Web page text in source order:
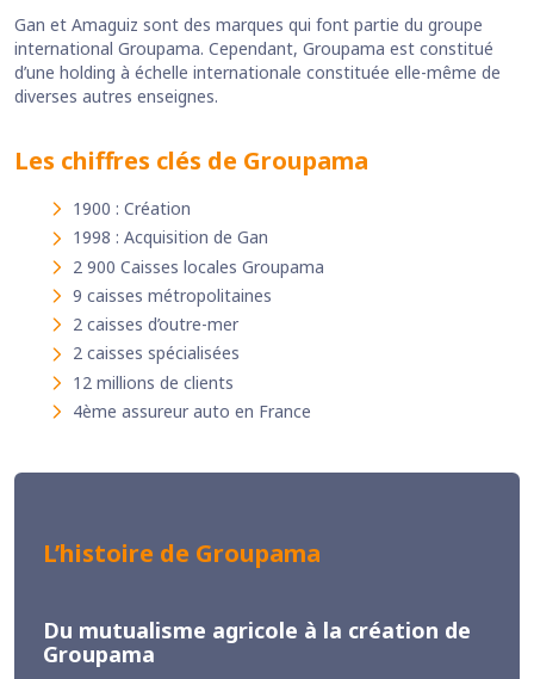
Gan et Amaguiz sont des marques qui font partie du groupe
international Groupama. Cependant, Groupama est constitué
d’une holding à échelle internationale constituée elle-même de
diverses autres enseignes.
Les chiffres clés de Groupama
1900 : Création
1998 : Acquisition de Gan
2 900 Caisses locales Groupama
9 caisses métropolitaines
2 caisses d’outre-mer
2 caisses spécialisées
12 millions de clients
4ème assureur auto en France
L’histoire de Groupama
Du mutualisme agricole à la création de
Groupama